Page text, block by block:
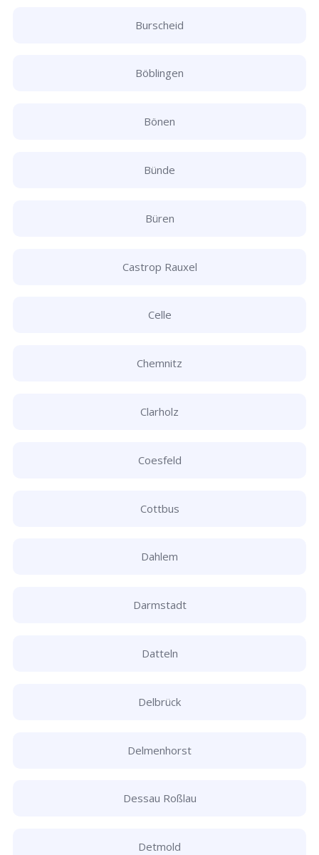
Burscheid
Böblingen
Bönen
Bünde
Büren
Castrop Rauxel
Celle
Chemnitz
Clarholz
Coesfeld
Cottbus
Dahlem
Darmstadt
Datteln
Delbrück
Delmenhorst
Dessau Roßlau
Detmold